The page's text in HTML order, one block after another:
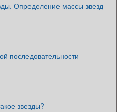
Определение массы звезд
последовательности
звезды?